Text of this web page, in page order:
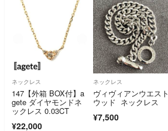
ネックレス
147【外箱 BOX付】a
gete ダイヤモンドネ
ックレス 0.03CT
¥22,000
ネックレス
ヴィヴィアンウエスト
ウッド ネックレス
¥7,500